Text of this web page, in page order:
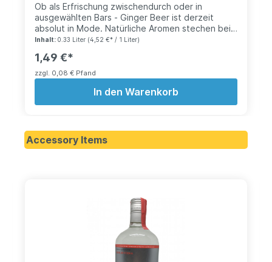
Ob als Erfrischung zwischendurch oder in
ausgewählten Bars - Ginger Beer ist derzeit
absolut in Mode. Natürliche Aromen stechen bei
diesem Ginger Brew heraus. Es unterscheidet
Bundaberg Ginger Brew schon jetzt ein echter
Verkaufsschlager. Geniesst den Geschmack von
voller, natürlicher Ingwerknolle. Dieses Ingwer
Getränk wird euch überzeugen.
Inhalt: 0.33 Liter (4,52 €* / 1 Liter)
1,49 €*
zzgl. 0,08 € Pfand
In den Warenkorb
Accessory Items